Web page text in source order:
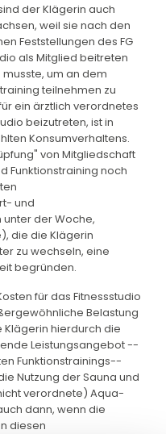
der Klägerin auch
weil sie nach den
Feststellungen des FG
als Mitglied beitreten
um an dem
teilnehmen zu
ein ärztlich verordnetes
beizutreten, ist in
Konsumverhaltens.
von Mitgliedschaft
Funktionstraining noch
und
unter der Woche,
die die Klägerin
zu wechseln, eine
begründen.
für das Fitnessstudio
Belastung
hierdurch die
Leistungsangebot --
Funktionstrainings--
Nutzung der Sauna und
verordnete) Aqua-
dann, wenn die
diesen